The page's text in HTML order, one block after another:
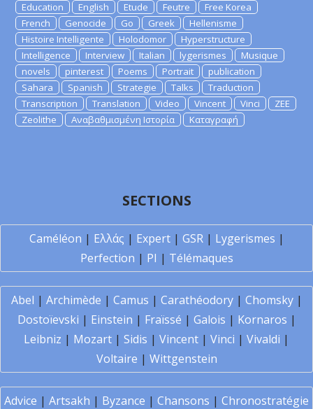
Education
English Etude Feutre
Free Korea
French
Genocide Go Greek
Hellenisme
Histoire Intelligente
Holodomor
Hyperstructure
Intelligence
Interview Italian lygerismes
Musique
novels
pinterest Poems Portrait
publication
Sahara
Spanish Strategie Talks
Traduction
Transcription
Translation Video Vincent Vinci
ZEE
Zeolithe
Αναβαθμισμένη Ιστορία Καταγραφή
SECTIONS
Caméléon | Ελλάς | Expert| GSR| Lygerismes |
Perfection | PI | Télémaques
Abel | Archimède | Camus | Carathéodory| Chomsky|
Dostoïevski | Einstein | Fraïssé | Galois | Kornaros |
Leibniz | Mozart | Sidis | Vincent | Vinci | Vivaldi |
Voltaire | Wittgenstein
Advice | Artsakh | Byzance | Chansons | Chronostratégie